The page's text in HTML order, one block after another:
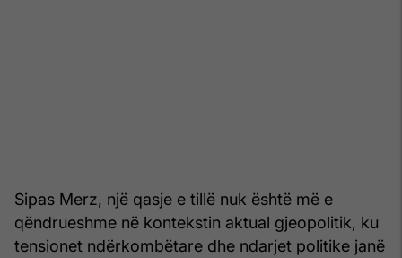
Sipas Merz, një qasje e tillë nuk është më e
qëndrueshme në kontekstin aktual gjeopolitik, ku
tensionet ndërkombëtare dhe ndarjet politike janë